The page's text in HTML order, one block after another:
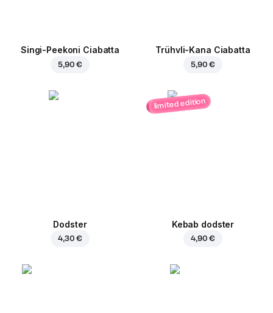
Singi-Peekoni Ciabatta
5,90 €
Trühvli-Kana Ciabatta
5,90 €
Dodster
4,30 €
limited edition
Kebab dodster
4,90 €